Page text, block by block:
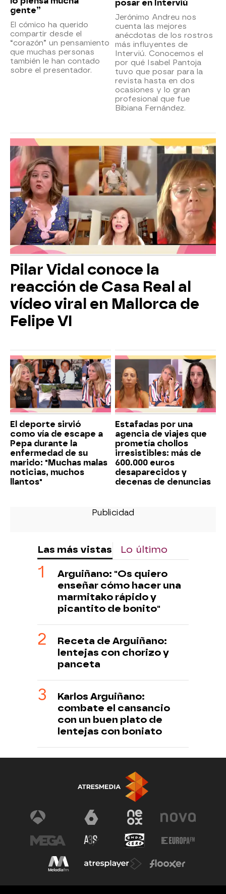
gente”
El cómico ha querido
compartir desde el
“corazón” un pensamiento
que muchas personas
también le han contado
sobre el presentador.
posar en Interviú
Jerónimo Andreu nos
cuenta las mejores
anécdotas de los rostros
más influyentes de
Interviú. Conocemos el
por qué Isabel Pantoja
tuvo que posar para la
revista hasta en dos
ocasiones y lo gran
profesional que fue
Bibiana Fernández.
Pilar Vidal conoce la
reacción de Casa Real al
vídeo viral en Mallorca de
Felipe VI
El deporte sirvió
como vía de escape a
Pepa durante la
enfermedad de su
marido: "Muchas malas
noticias, muchos
llantos"
Estafadas por una
agencia de viajes que
prometía chollos
irresistibles: más de
600.000 euros
desaparecidos y
decenas de denuncias
Las más vistas Lo último
Arguiñano: "Os quiero
enseñar cómo hacer una
marmitako rápido y
picantito de bonito"
Receta de Arguiñano:
lentejas con chorizo y
panceta
Karlos Arguiñano:
combate el cansancio
con un buen plato de
lentejas con boniato